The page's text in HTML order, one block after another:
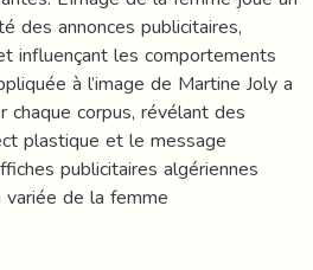
des annonces publicitaires,
influençant les comportements
à l’image de Martine Joly a
corpus, révélant des
plastique et le message
publicitaires algériennes
de la femme